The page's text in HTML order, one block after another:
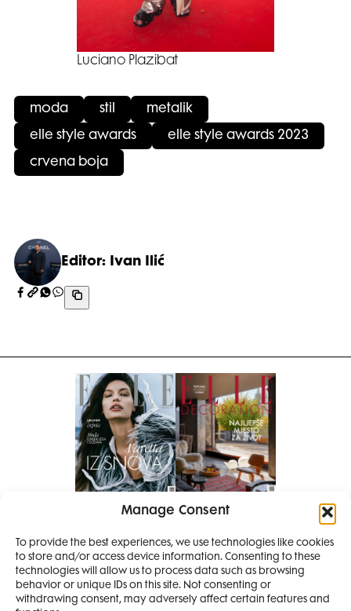
Manage Consent
To provide the best experiences, we use technologies like cookies
to store and/or access device information. Consenting to these
technologies will allow us to process data such as browsing
behavior or unique IDs on this site. Not consenting or
withdrawing consent, may adversely affect certain features and
Luciano Plazibat
moda stil metalik
elle style awards elle style awards 2023
crvena boja
Editor: Ivan Ilić
Pretplati se na časopis
PRETPLATITE SE
SMANJI